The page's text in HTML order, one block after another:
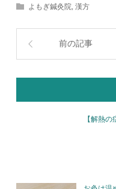
よもぎ鍼灸院 ,漢方
前の記事
【解熱